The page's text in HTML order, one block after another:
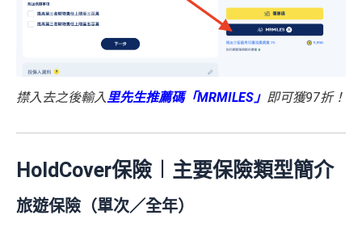
㩒入去之後輸入里先生推薦碼「MRMILES」 即可獲97折！
HoldCover保險︱主要保險類型簡介
旅遊保險（單次／全年）